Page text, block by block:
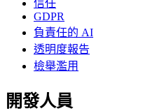
信任
GDPR
負責任的 AI
透明度報告
檢舉濫用
開發人員